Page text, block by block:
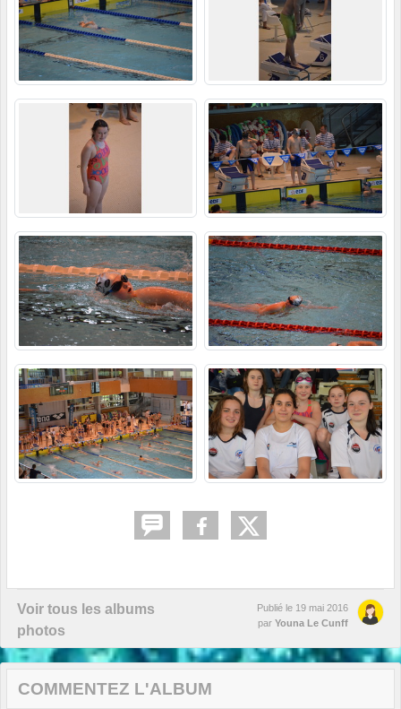
Voir tous les albums
photos
Publié le 19 mai 2016
par Youna Le Cunff
COMMENTEZ L'ALBUM